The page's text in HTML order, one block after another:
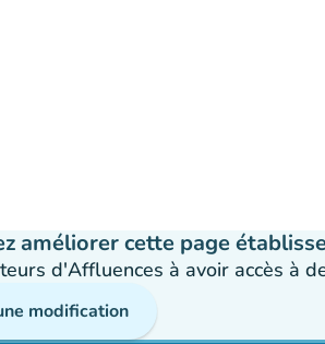
améliorer cette page
d'Affluences à avoir accès à
modification